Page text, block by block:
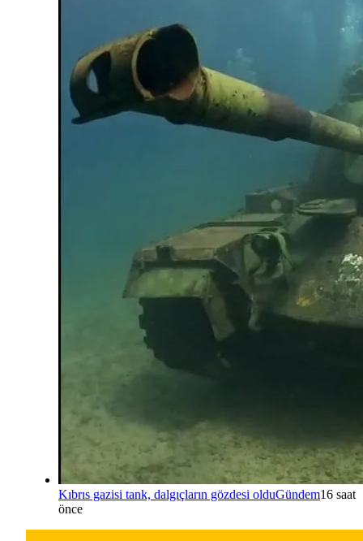
Kıbrıs gazisi tank, dalgıçların gözdesi olduGündem16 saat
önce